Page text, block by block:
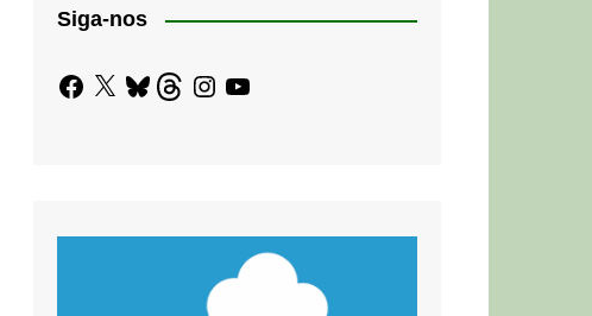
Siga-nos
Facebook
X BlueskyThreadsInstagram
YouTube